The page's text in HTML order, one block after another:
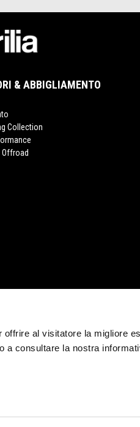
al visitatore la migliore
a consultare la nostra
& ABBIGLIAMENTO
Collection
Offroad